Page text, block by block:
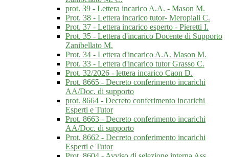
prot. 39 - Lettera incarico A.A. - Mason M.
Prot. 38 - Lettera incarico tutor- Meropiali C.
Prot. 37 - Lettera incarico esperto - Pieretti I.
Prot. 35 - Lettera d'incarico Docente di Supporto
Zanibellato M.
Prot. 34 - Lettera d'incarico A.A. Mason M.
Prot. 33 - Lettera d'incarico tutor Grasso C.
Prot. 32/2026 - lettera incarico Caon D.
Prot. 8665 - Decreto conferimento incarichi
AA/Doc. di supporto
prot. 8664 - Decreto conferimento incarichi
Esperti e Tutor
Prot. 8663 - Decreto conferimento incarichi
AA/Doc. di supporto
Prot. 8662 - Decreto conferimento incarichi
Esperti e Tutor